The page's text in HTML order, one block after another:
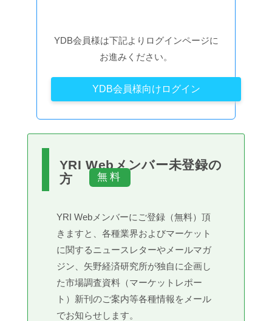
YDB会員様は下記よりログインページに
お進みください。
YDB会員様向けログイン
YRI Webメンバー未登録の
方
YRI Webメンバーにご登録（無料）頂
きますと、各種業界およびマーケット
に関するニュースレターやメールマガ
ジン、矢野経済研究所が独自に企画し
た市場調査資料（マーケットレポー
ト）新刊のご案内等各種情報をメール
でお知らせします。